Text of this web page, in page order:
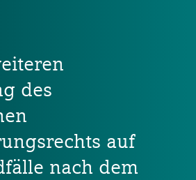
des
auf
nach dem